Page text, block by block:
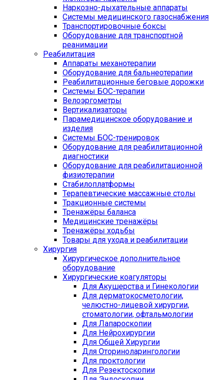
Наркозно-дыхательные аппараты
Системы медицинского газоснабжения
Транспортировочные боксы
Оборудование для транспортной
реанимации
Реабилитация
Аппараты механотерапии
Оборудование для бальнеотерапии
Реабилитационные беговые дорожки
Системы БОС-терапии
Велоэргометры
Вертикализаторы
Парамедицинское оборудование и
изделия
Системы БОС-тренировок
Оборудование для реабилитационной
диагностики
Оборудование для реабилитационной
физиотерапии
Стабилоплатформы
Терапевтические массажные столы
Тракционные системы
Тренажёры баланса
Медицинские тренажёры
Тренажёры ходьбы
Товары для ухода и реабилитации
Хирургия
Хирургическое дополнительное
оборудование
Хирургические коагуляторы
Для Акушерства и Гинекологии
Для дерматокосметологии,
челюстно-лицевой хирургии,
стоматологии, офтальмологии
Для Лапароскопии
Для Нейрохирургии
Для Общей Хирургии
Для Оториноларингологии
Для проктологии
Для Резектоскопии